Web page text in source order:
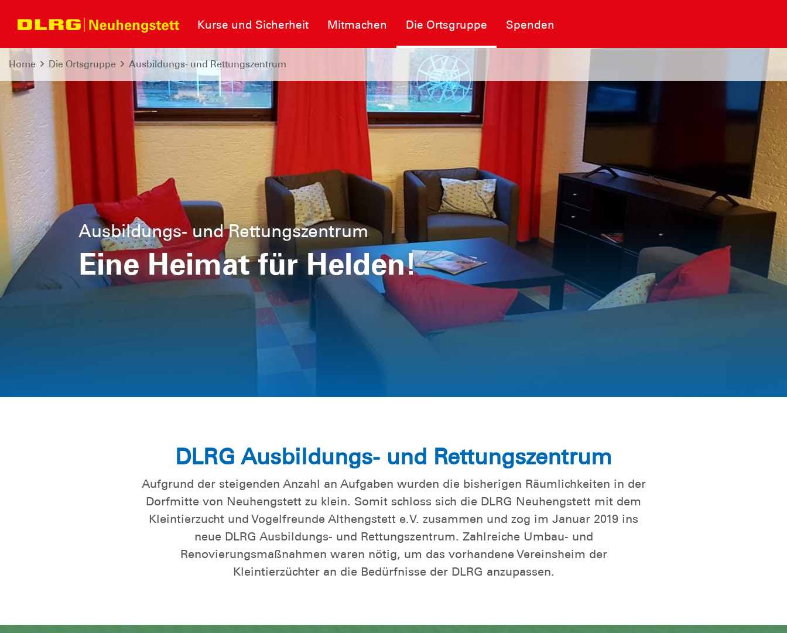
Kurse und Sicherheit Mitmachen Die Ortsgruppe Spenden
Home Die Ortsgruppe Ausbildungs- und Rettungszentrum
Ausbildungs- und Rettungszentrum
Eine Heimat für Helden!
DLRG Ausbildungs- und Rettungszentrum
Aufgrund der steigenden Anzahl an Aufgaben wurden die bisherigen Räumlichkeiten in der
Dorfmitte von Neuhengstett zu klein. Somit schloss sich die DLRG Neuhengstett mit dem
Kleintierzucht und Vogelfreunde Althengstett e.V. zusammen und zog im Januar 2019 ins
neue DLRG Ausbildungs- und Rettungszentrum. Zahlreiche Umbau- und
Renovierungsmaßnahmen waren nötig, um das vorhandene Vereinsheim der
Kleintierzüchter an die Bedürfnisse der DLRG anzupassen.